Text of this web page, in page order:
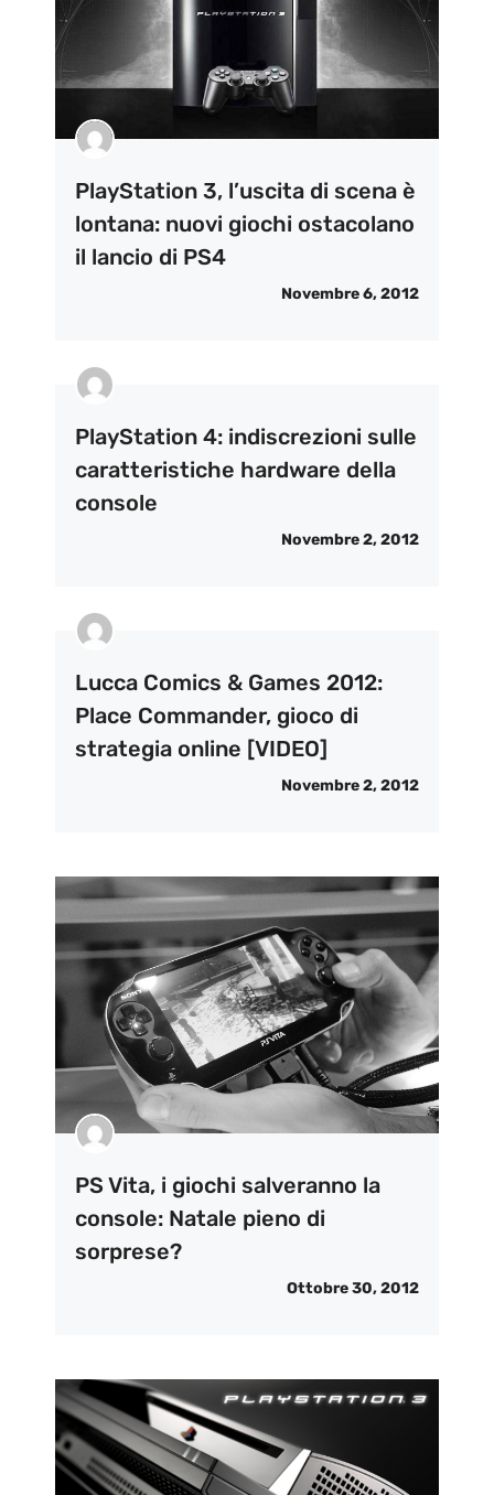
PlayStation 3, l’uscita di scena è
lontana: nuovi giochi ostacolano
il lancio di PS4
Novembre 6, 2012
PlayStation 4: indiscrezioni sulle
caratteristiche hardware della
console
Novembre 2, 2012
Lucca Comics & Games 2012:
Place Commander, gioco di
strategia online [VIDEO]
Novembre 2, 2012
PS Vita, i giochi salveranno la
console: Natale pieno di
sorprese?
Ottobre 30, 2012